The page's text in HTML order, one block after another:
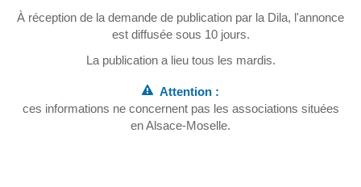
À réception de la demande de publication par la Dila, l'annonce
est diffusée sous 10 jours.
La publication a lieu tous les mardis.
Attention :
ces informations ne concernent pas les associations situées
en Alsace-Moselle.